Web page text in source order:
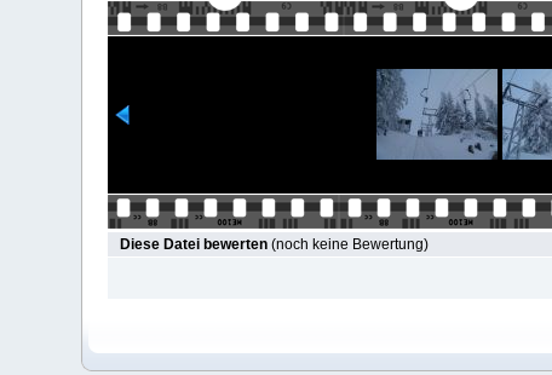
Diese Datei bewerten(noch keine Bewertung)